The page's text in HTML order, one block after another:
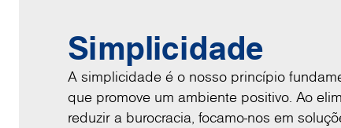
Simplicidade
A simplicidade é o nosso princípio
que promove um ambiente positivo. Ao
reduzir a burocracia, focamo-nos em